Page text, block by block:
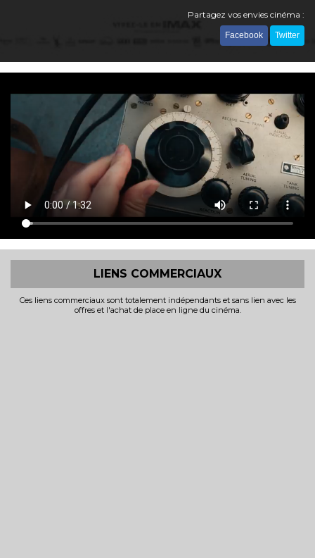
Partagez vos envies cinéma :
Facebook Twitter
LIENS COMMERCIAUX
Ces liens commerciaux sont totalement indépendants et sans lien avec les
offres et l'achat de place en ligne du cinéma.